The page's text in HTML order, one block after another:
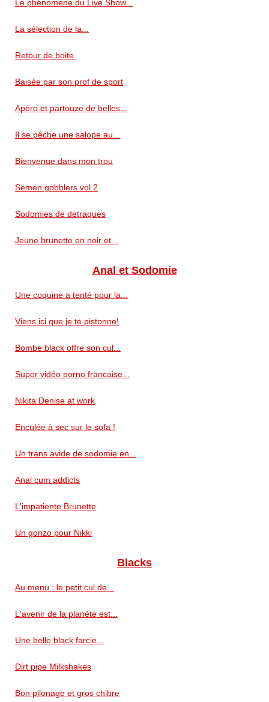
Le phénomène du Live Show...
La sélection de la...
Retour de boite.
Baisée par son prof de sport
Apéro et partouze de belles...
Il se pêche une salope au...
Bienvenue dans mon trou
Semen gobblers vol 2
Sodomies de detraques
Jeune brunette en noir et...
Anal et Sodomie
Une coquine a tenté pour la...
Viens ici que je te pistonne!
Bombe black offre son cul...
Super vidéo porno francaise...
Nikita Denise at work
Enculée à sec sur le sofa !
Un trans avide de sodomie en...
Anal cum addicts
L'impatiente Brunette
Un gonzo pour Nikki
Blacks
Au menu : le petit cul de...
L'avenir de la planète est...
Une belle black farcie...
Dirt pipe Milkshakes
Bon pilonage et gros chibre